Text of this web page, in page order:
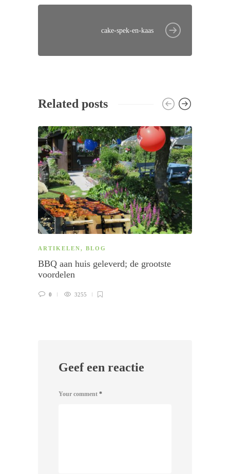
cake-spek-en-kaas
Related posts
ARTIKELEN, BLOG
BBQ aan huis geleverd; de grootste
voordelen
0 3255
Geef een reactie
Your comment *